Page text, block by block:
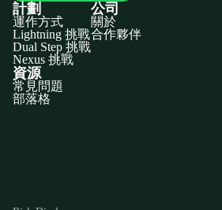
計劃
運作方式
Lightning 挑戰
Dual Step 挑戰
Nexus 挑戰
公司
關於
合作夥伴
資源
常見問題
部落格